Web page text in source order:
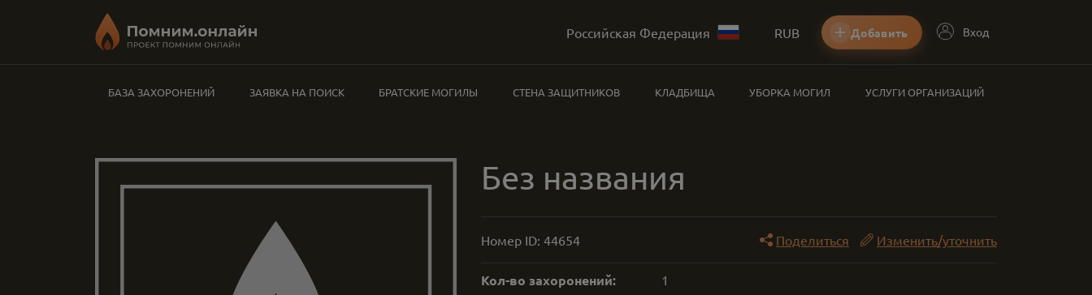
Российская Федерация RUB Добавить Вход
БАЗА ЗАХОРОНЕНИЙ ЗАЯВКА НА ПОИСК БРАТСКИЕ МОГИЛЫ СТЕНА ЗАЩИТНИКОВ КЛАДБИЩА УБОРКА МОГИЛ УСЛУГИ ОРГАНИЗАЦИЙ
Без названия
Номер ID: 44654 Поделиться Изменить/уточнить
Кол-во захоронений: 1